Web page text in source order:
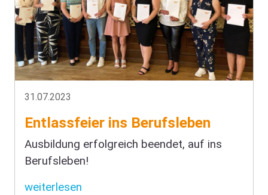
31.07.2023
Entlassfeier ins Berufsleben
Ausbildung erfolgreich beendet, auf ins
Berufsleben!
weiterlesen